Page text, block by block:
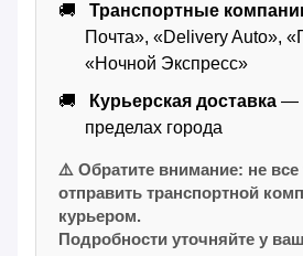
Транспортные
Почта», «Delivery Auto»,
«Ночной Экспресс»
Курьерская доставка —
пределах города
⚠️ Обратите внимание: не
отправить транспортной
курьером.
Подробности уточняйте у